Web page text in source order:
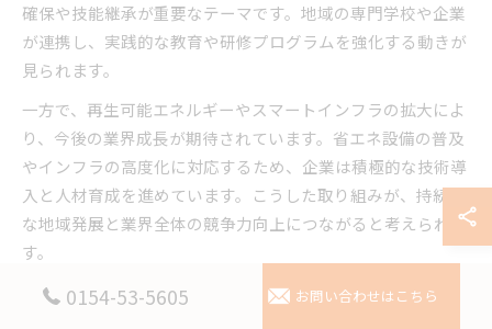
確保や技能継承が重要なテーマです。地域の専門学校や企業
が連携し、実践的な教育や研修プログラムを強化する動きが
見られます。
一方で、再生可能エネルギーやスマートインフラの拡大によ
り、今後の業界成長が期待されています。省エネ設備の普及
やインフラの高度化に対応するため、企業は積極的な技術導
入と人材育成を進めています。こうした取り組みが、持続的
な地域発展と業界全体の競争力向上につながると考えられま
す。
専門家が注目する電気工事の実例紹介
0154-53-5605 お問い合わせはこちら